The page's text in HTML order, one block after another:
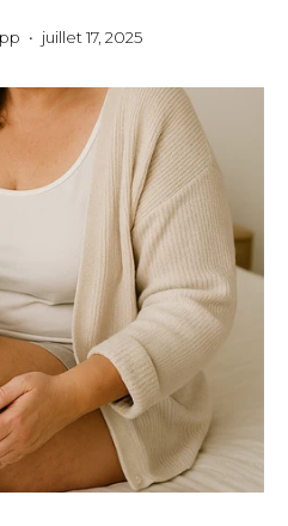
juillet 17, 2025